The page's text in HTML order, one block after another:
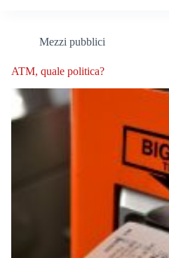
Mezzi pubblici
ATM, quale politica?